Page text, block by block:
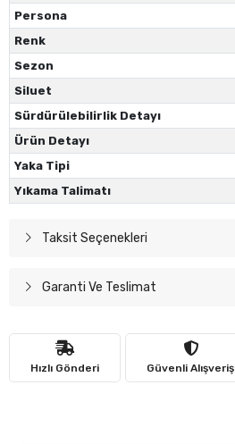
Persona
Renk
Sezon
Siluet
Sürdürülebilirlik Detayı
Ürün Detayı
Yaka Tipi
Yıkama Talimatı
Taksit Seçenekleri
Garanti Ve Teslimat
Hızlı Gönderi Güvenli Alışveriş